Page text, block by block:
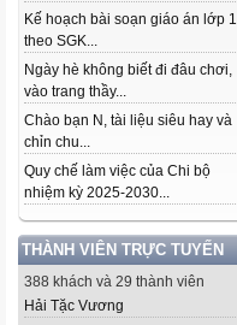
Kế hoạch bài soạn giáo án lớp 1
theo SGK...
Ngày hè không biết đi đâu chơi,
vào trang thầy...
Chào bạn N, tài liệu siêu hay và
chỉn chu...
Quy chế làm việc của Chi bộ
nhiệm kỳ 2025-2030...
THÀNH VIÊN TRỰC TUYẾN
388 khách và 29 thành viên
Hải Tặc Vương